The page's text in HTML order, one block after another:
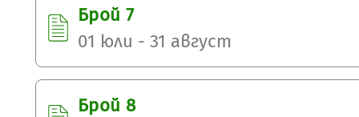
Брой 7
01 юли - 31 август
Брой 8